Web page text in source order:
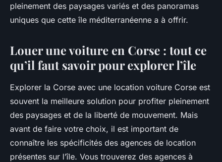
pleinement des paysages variés et des panoramas
uniques que cette île méditerranéenne a à offrir.
Louer une voiture en Corse : tout ce
qu’il faut savoir pour explorer l’île
Explorer la Corse avec une location voiture Corse est
souvent la meilleure solution pour profiter pleinement
des paysages et de la liberté de mouvement. Mais
avant de faire votre choix, il est important de
connaître les spécificités des agences de location
présentes sur l’île. Vous trouverez des agences à